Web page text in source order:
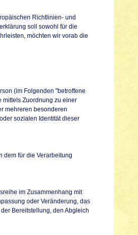
Richtlinien- und
soll sowohl für die
möchten wir vorab die
(im Folgenden "betroffene
mittels Zuordnung zu einer
mehreren besonderen
sozialen Identität dieser
dem für die Verarbeitung
im Zusammenhang mit
oder Veränderung, das
Bereitstellung, den Abgleich